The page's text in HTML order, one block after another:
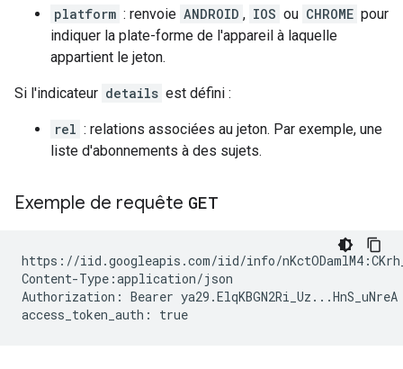
platform : renvoie ANDROID , IOS ou CHROME pour
indiquer la plate-forme de l'appareil à laquelle
appartient le jeton.
Si l'indicateur details est défini :
rel : relations associées au jeton. Par exemple, une
liste d'abonnements à des sujets.
Exemple de requête GET
https://iid.googleapis.com/iid/info/
Content-Type:application/json
Authorization: Bearer ya29.ElqKBGN2Ri_Uz...HnS_uNreA